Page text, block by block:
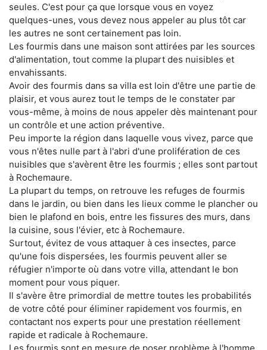
seules. C'est pour ça que lorsque vous en voyez
quelques-unes, vous devez nous appeler au plus tôt car
les autres ne sont certainement pas loin.
Les fourmis dans une maison sont attirées par les sources
d'alimentation, tout comme la plupart des nuisibles et
envahissants.
Avoir des fourmis dans sa villa est loin d'être une partie de
plaisir, et vous aurez tout le temps de le constater par
vous-même, à moins de nous appeler dès maintenant pour
un contrôle et une action préventive.
Peu importe la région dans laquelle vous vivez, parce que
vous n'êtes nulle part à l'abri d'une prolifération de ces
nuisibles que s'avèrent être les fourmis ; elles sont partout
à Rochemaure.
La plupart du temps, on retrouve les refuges de fourmis
dans le jardin, ou bien dans les lieux comme le plancher ou
bien le plafond en bois, entre les fissures des murs, dans
la cuisine, sous l'évier, etc à Rochemaure.
Surtout, évitez de vous attaquer à ces insectes, parce
qu'une fois dispersées, les fourmis peuvent aller se
réfugier n'importe où dans votre villa, attendant le bon
moment pour vous piquer.
Il s'avère être primordial de mettre toutes les probabilités
de votre côté pour éliminer rapidement vos fourmis, en
contactant nos experts pour une prestation réellement
rapide et radicale à Rochemaure.